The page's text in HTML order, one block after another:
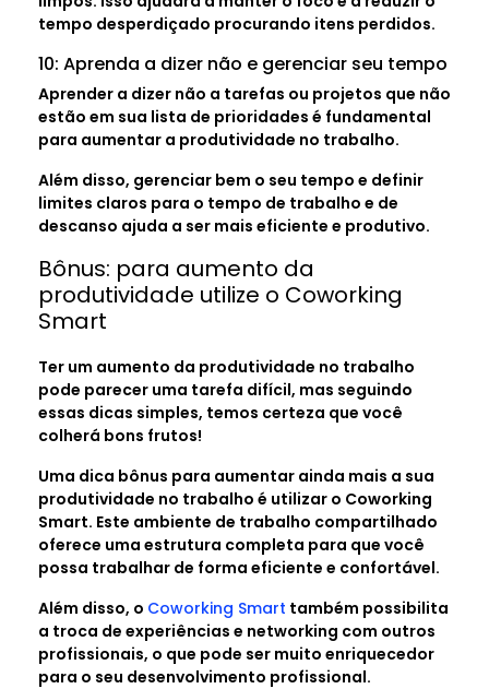
tempo desperdiçado procurando itens perdidos.
10: Aprenda a dizer não e gerenciar seu tempo
Aprender a dizer não a tarefas ou projetos que não
estão em sua lista de prioridades é fundamental
para aumentar a produtividade no trabalho.
Além disso, gerenciar bem o seu tempo e definir
limites claros para o tempo de trabalho e de
descanso ajuda a ser mais eficiente e produtivo.
Bônus: para aumento da
produtividade utilize o Coworking
Smart
Ter um aumento da produtividade no trabalho
pode parecer uma tarefa difícil, mas seguindo
essas dicas simples, temos certeza que você
colherá bons frutos!
Uma dica bônus para aumentar ainda mais a sua
produtividade no trabalho é utilizar o Coworking
Smart. Este ambiente de trabalho compartilhado
oferece uma estrutura completa para que você
possa trabalhar de forma eficiente e confortável.
Além disso, o Coworking Smart também possibilita
a troca de experiências e networking com outros
profissionais, o que pode ser muito enriquecedor
para o seu desenvolvimento profissional.